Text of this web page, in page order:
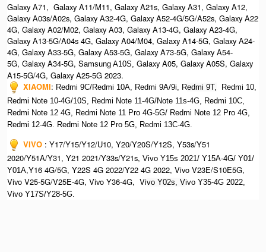
Galaxy A71, Galaxy A11/M11, Galaxy A21s, Galaxy A31, Galaxy A12,
Galaxy A03s/A02s, Galaxy A32-4G, Galaxy A52-4G/5G/A52s, Galaxy A22
4G, Galaxy A02/M02, Galaxy A03, Galaxy A13-4G, Galaxy A23-4G,
Galaxy A13-5G/A04s 4G, Galaxy A04/M04, Galaxy A14-5G, Galaxy A24-
4G, Galaxy A33-5G, Galaxy A53-5G, Galaxy A73-5G, Galaxy A54-
5G, Galaxy A34-5G, Samsung A10S, Galaxy A05, Galaxy A05S, Galaxy
A15-5G/4G, Galaxy A25-5G 2023.
XIAOMI: Redmi 9C/Redmi 10A, Redmi 9A/9i, Redmi 9T,
Redmi 10,
Redmi Note 10-4G/10S, Redmi Note 11-4G/Note 11s-4G, Redmi 10C,
Redmi Note 12 4G,
Redmi Note 11 Pro 4G-5G/ Redmi Note 12 Pro 4G,
Redmi 12-4G.
Redmi Note 12 Pro 5G, Redmi 13C-4G.
VIVO : Y17/Y15/Y12/U10, Y20/Y20S/Y12S, Y53s/Y51
2020/Y51A/Y31, Y21 2021/Y33s/Y21s, Vivo Y15s 2021/ Y15A-4G/ Y01/
Y01A,Y16 4G/5G, Y22S 4G 2022/Y22 4G 2022, Vivo V23E/S10E5G,
Vivo V25-5G/V25E-4G, Vivo Y36-4G, Vivo Y02s, Vivo Y35-4G 2022,
Vivo Y17S/Y28-5G.